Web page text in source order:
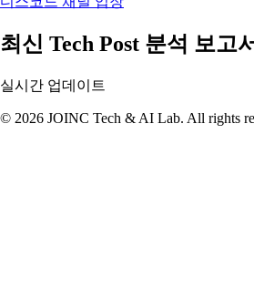
최신 Tech Post 분석 보고서
실시간 업데이트
© 2026 JOINC Tech & AI Lab. All rights